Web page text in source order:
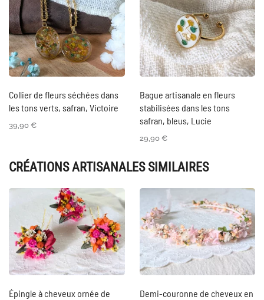
Collier de fleurs séchées dans
les tons verts, safran, Victoire
39,90 €
Bague artisanale en fleurs
stabilisées dans les tons
safran, bleus, Lucie
29,90 €
CRÉATIONS ARTISANALES SIMILAIRES
Épingle à cheveux ornée de
Demi-couronne de cheveux en